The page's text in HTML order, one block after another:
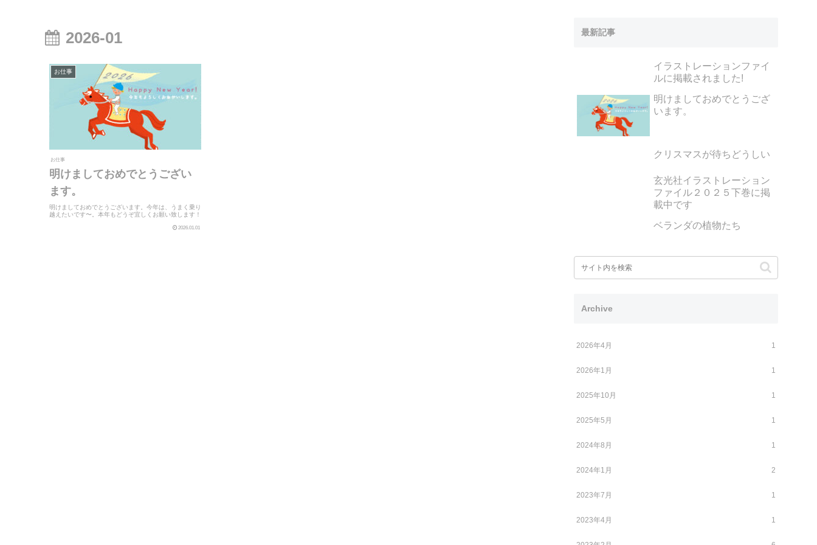
2026-01
お仕事
お仕事
明けましておめでとうござい
ます。
明けましておめでとうございます。今年は、うまく乗り
越えたいです〜。本年もどうぞ宜しくお願い致します！
2026.01.01
最新記事
イラストレーションファイ
ルに掲載されました!
明けましておめでとうござ
います。
クリスマスが待ちどうしい
玄光社イラストレーション
ファイル２０２５下巻に掲
載中です
ベランダの植物たち
Archive
2026年4月 1
2026年1月 1
2025年10月 1
2025年5月 1
2024年8月 1
2024年1月 2
2023年7月 1
2023年4月 1